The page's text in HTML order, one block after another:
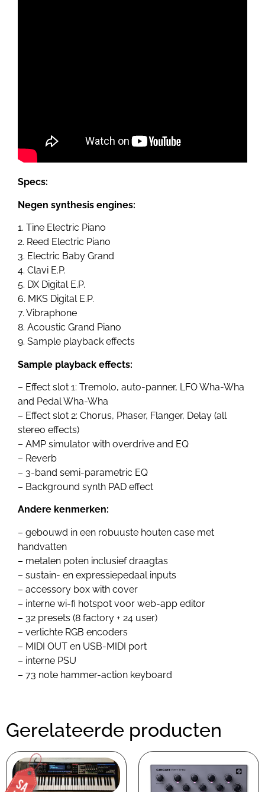
Specs:
Negen synthesis engines:
1. Tine Electric Piano
2. Reed Electric Piano
3. Electric Baby Grand
4. Clavi E.P.
5. DX Digital E.P.
6. MKS Digital E.P.
7. Vibraphone
8. Acoustic Grand Piano
9. Sample playback effects
Sample playback effects:
– Effect slot 1: Tremolo, auto-panner, LFO Wha-Wha
and Pedal Wha-Wha
– Effect slot 2: Chorus, Phaser, Flanger, Delay (all
stereo effects)
– AMP simulator with overdrive and EQ
– Reverb
– 3-band semi-parametric EQ
– Background synth PAD effect
Andere kenmerken:
– gebouwd in een robuuste houten case met
handvatten
– metalen poten inclusief draagtas
– sustain- en expressiepedaal inputs
– accessory box with cover
– interne wi-fi hotspot voor web-app editor
– 32 presets (8 factory + 24 user)
– verlichte RGB encoders
– MIDI OUT en USB-MIDI port
– interne PSU
– 73 note hammer-action keyboard
Gerelateerde producten